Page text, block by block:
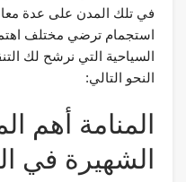
في تلك المدن على عدة
استجمام ترضي مختلف
السياحية التي نرشح لك
النحو التالي:
المنامة أهم
الشهيرة في